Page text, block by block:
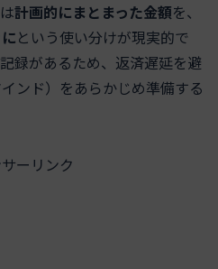
計画的にまとまった金額を、
という使い分けが現実的で
録があるため、返済遅延を避
ンド）をあらかじめ準備する
ーリンク